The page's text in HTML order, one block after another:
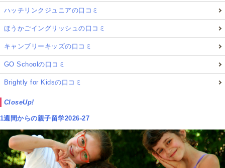
ハッチリンクジュニアの口コミ
ほうかごイングリッシュの口コミ
キャンブリーキッズの口コミ
GO Schoolの口コミ
Brightly for Kidsの口コミ
CloseUp!
1週間からの親子留学2026-27